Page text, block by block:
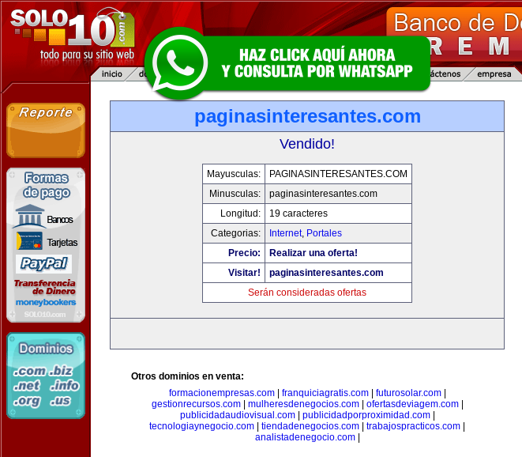
paginasinteresantes.com
Vendido!
Mayusculas:
PAGINASINTERESANTES.COM
Minusculas:
paginasinteresantes.com
Longitud:
19 caracteres
Categorias:
Internet, Portales
Precio:
Realizar una oferta!
Visitar!
paginasinteresantes.com
Serán consideradas ofertas
Otros dominios en venta:
formacionempresas.com| franquiciagratis.com| futurosolar.com|
gestionrecursos.com| mulheresdenegocios.com| ofertasdeviagem.com|
publicidadaudiovisual.com| publicidadporproximidad.com|
tecnologiaynegocio.com
tiendadenegocios.com trabajospracticos.com
analistadenegocio.com|